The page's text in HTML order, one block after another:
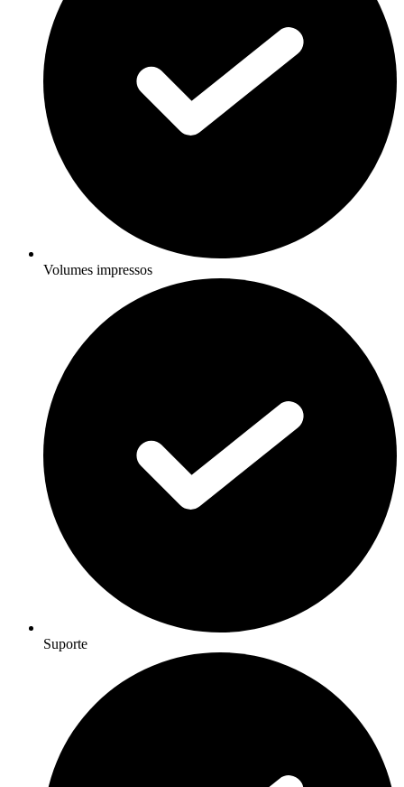
Volumes impressos
Suporte